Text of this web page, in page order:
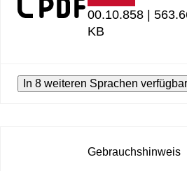
00.10.858 |
KB
In 8 weiteren Sprachen verfügbar
Gebrauchshinweis